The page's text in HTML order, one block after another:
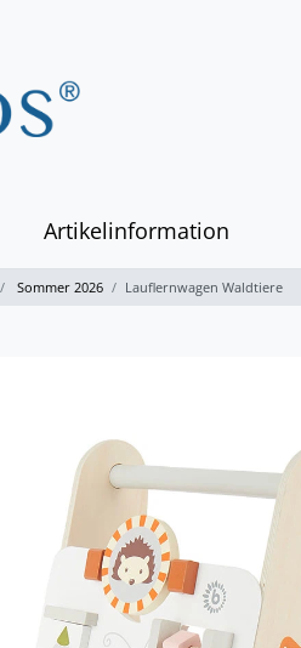
Artikelinformation
Sommer 2026 Lauflernwagen Waldtiere